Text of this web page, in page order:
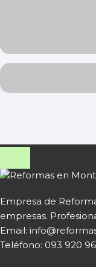
Empresa de
empresas.
Email:
Teléfono: 093 920